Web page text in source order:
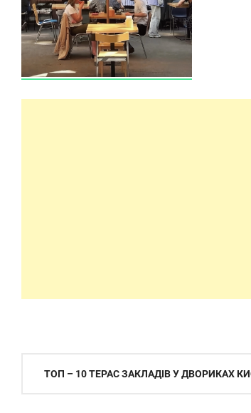
Навігація
ТОП – 10 ТЕРАС ЗАКЛАДІВ У ДВОРИКАХ